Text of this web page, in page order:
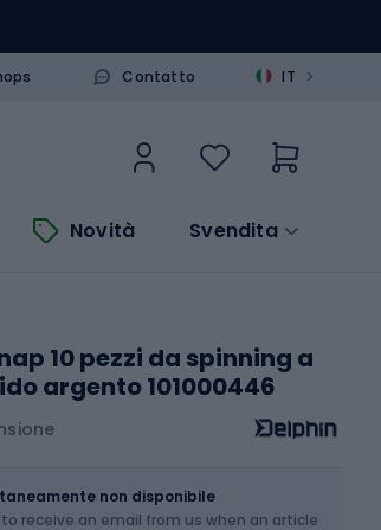
Contatto IT >
Novità Svendita
10 pezzi da spinning a
argento 101000446
non disponibile
receive an email from us when an article